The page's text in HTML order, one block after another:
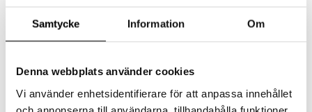
Samtycke Information Om
Denna webbplats använder cookies
Vi använder enhetsidentifierare för att anpassa innehållet
och annonserna till användarna, tillhandahålla funktioner
Tilauksen tila & historiikki
Kestotilaus
Arvostele tuotteita
Toivelistat